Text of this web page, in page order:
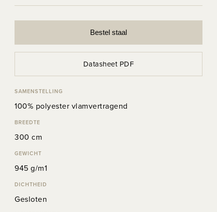
Bestel staal
Datasheet PDF
SAMENSTELLING
100% polyester vlamvertragend
BREEDTE
300 cm
GEWICHT
945 g/m1
DICHTHEID
Gesloten